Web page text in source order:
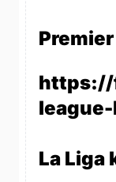
https://
La Liga